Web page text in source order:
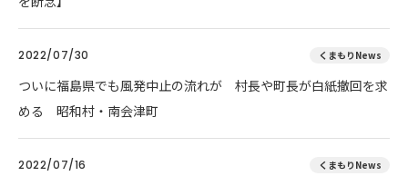
2022/07/30 くまもりNews
ついに福島県でも風発中止の流れが 村長や町長が白紙撤回を求
める 昭和村・南会津町
2022/07/16 くまもりNews